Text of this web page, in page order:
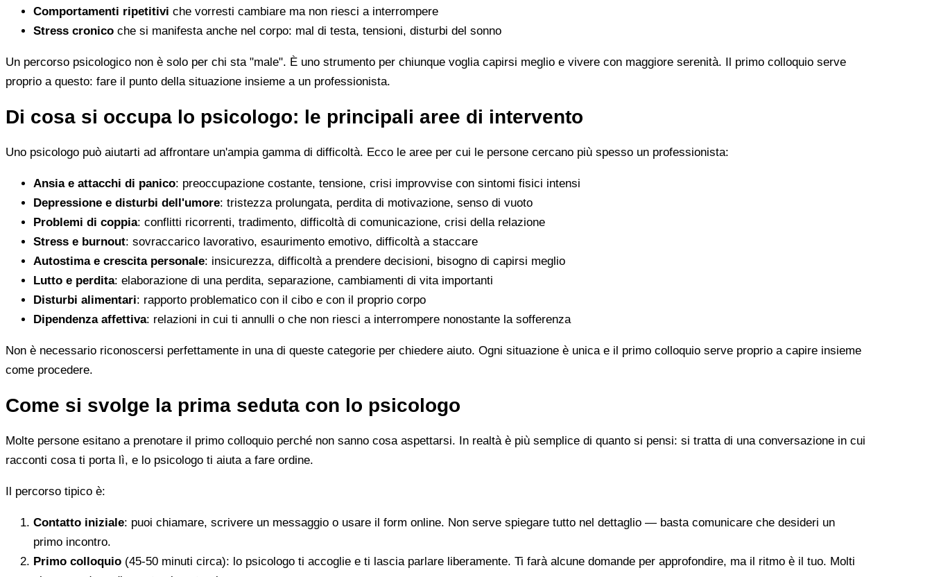
Comportamenti ripetitivi che vorresti cambiare ma non riesci a interrompere
Stress cronico che si manifesta anche nel corpo: mal di testa, tensioni, disturbi del sonno
Un percorso psicologico non è solo per chi sta "male". È uno strumento per chiunque voglia capirsi meglio e vivere con maggiore serenità. Il primo colloquio serve
proprio a questo: fare il punto della situazione insieme a un professionista.
Di cosa si occupa lo psicologo: le principali aree di intervento
Uno psicologo può aiutarti ad affrontare un'ampia gamma di difficoltà. Ecco le aree per cui le persone cercano più spesso un professionista:
Ansia e attacchi di panico: preoccupazione costante, tensione, crisi improvvise con sintomi fisici intensi
Depressione e disturbi dell'umore: tristezza prolungata, perdita di motivazione, senso di vuoto
Problemi di coppia: conflitti ricorrenti, tradimento, difficoltà di comunicazione, crisi della relazione
Stress e burnout: sovraccarico lavorativo, esaurimento emotivo, difficoltà a staccare
Autostima e crescita personale: insicurezza, difficoltà a prendere decisioni, bisogno di capirsi meglio
Lutto e perdita: elaborazione di una perdita, separazione, cambiamenti di vita importanti
Disturbi alimentari: rapporto problematico con il cibo e con il proprio corpo
Dipendenza affettiva: relazioni in cui ti annulli o che non riesci a interrompere nonostante la sofferenza
Non è necessario riconoscersi perfettamente in una di queste categorie per chiedere aiuto. Ogni situazione è unica e il primo colloquio serve proprio a capire insieme
come procedere.
Come si svolge la prima seduta con lo psicologo
Molte persone esitano a prenotare il primo colloquio perché non sanno cosa aspettarsi. In realtà è più semplice di quanto si pensi: si tratta di una conversazione in cui
racconti cosa ti porta lì, e lo psicologo ti aiuta a fare ordine.
Il percorso tipico è:
Contatto iniziale: puoi chiamare, scrivere un messaggio o usare il form online. Non serve spiegare tutto nel dettaglio — basta comunicare che desideri un
primo incontro.
Primo colloquio (45-50 minuti circa): lo psicologo ti accoglie e ti lascia parlare liberamente. Ti farà alcune domande per approfondire, ma il ritmo è il tuo. Molti